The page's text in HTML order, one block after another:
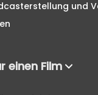
und
einen Film